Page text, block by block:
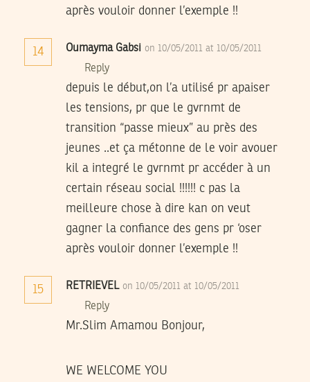
après vouloir donner l’exemple !!
14 Oumayma Gabsi on 10/05/2011 at 10/05/2011
Reply
depuis le début,on l’a utilisé pr apaiser
les tensions, pr que le gvrnmt de
transition “passe mieux” au près des
jeunes ..et ça métonne de le voir avouer
kil a integré le gvrnmt pr accéder à un
certain réseau social !!!!!! c pas la
meilleure chose à dire kan on veut
gagner la confiance des gens pr ‘oser
après vouloir donner l’exemple !!
15 RETRIEVEL on 10/05/2011 at 10/05/2011
Reply
Mr.Slim Amamou Bonjour,
WE WELCOME YOU